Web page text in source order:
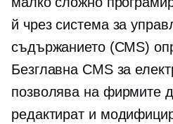
й чрез система за
съдържанието (CMS)
Безглавна CMS за
позволява на фирмите
редактират и